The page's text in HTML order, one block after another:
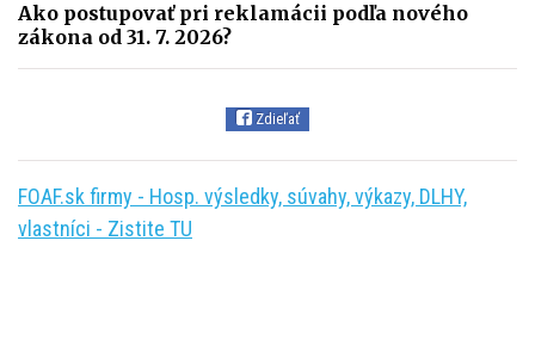
Ako postupovať pri reklamácii podľa nového
zákona od 31. 7. 2026?
Zdieľať
FOAF.sk firmy - Hosp. výsledky, súvahy, výkazy, DLHY,
vlastníci - Zistite TU